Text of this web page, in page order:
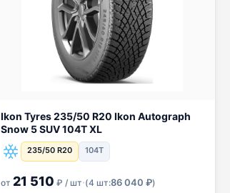
Ikon Tyres 235/50 R20 Ikon Autograph
Snow 5 SUV 104T XL
235/50 R20 104T
от 21 510 ₽ / шт·(4 шт:86 040 ₽)